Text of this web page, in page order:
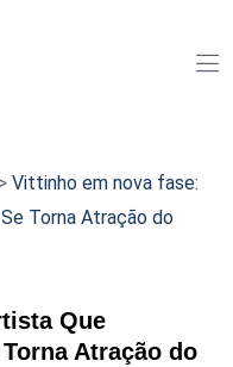
> Vittinho em nova fase:
Torna Atração do
Que
Atração do